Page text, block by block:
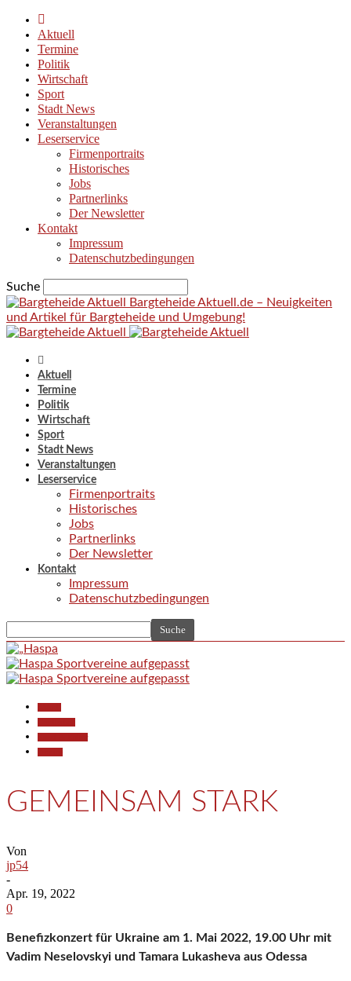
Aktuell
Termine
Politik
Wirtschaft
Sport
Stadt News
Veranstaltungen
Leserservice
Firmenportraits
Historisches
Jobs
Partnerlinks
Der Newsletter
Kontakt
Impressum
Datenschutzbedingungen
Suche
Bargteheide Aktuell.de – Neuigkeiten
und Artikel für Bargteheide und Umgebung!
Aktuell
Termine
Politik
Wirtschaft
Sport
Stadt News
Veranstaltungen
Leserservice
Firmenportraits
Historisches
Jobs
Partnerlinks
Der Newsletter
Kontakt
Impressum
Datenschutzbedingungen
GEMEINSAM STARK
Von
jp54
-
Apr. 19, 2022
0
Benefizkonzert für Ukraine am 1. Mai 2022, 19.00 Uhr mit
Vadim Neselovskyi und Tamara Lukasheva aus Odessa